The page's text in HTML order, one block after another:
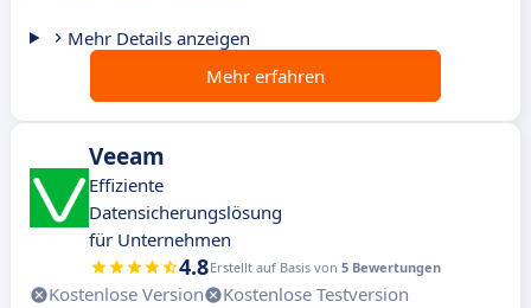
Mehr Details anzeigen
Mehr erfahren
Veeam
Effiziente
Datensicherungslösung
für Unternehmen
4.8Erstellt auf Basis von 5 Bewertungen
Kostenlose Version
Kostenlose Testversion